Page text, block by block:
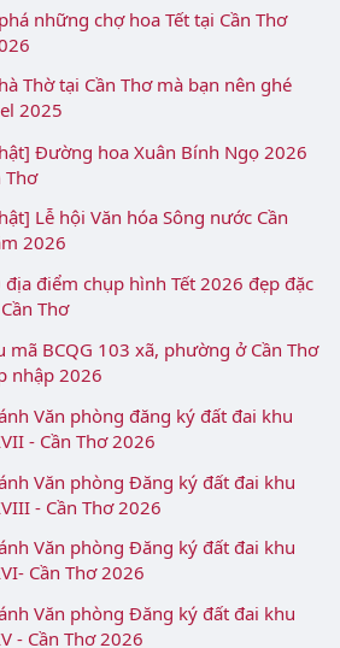
những chợ hoa Tết tại Cần Thơ
Thờ tại Cần Thơ mà bạn nên ghé
2025
Đường hoa Xuân Bính Ngọ 2026
Thơ
Lễ hội Văn hóa Sông nước Cần
2026
địa điểm chụp hình Tết 2026 đẹp đặc
Thơ
mã BCQG 103 xã, phường ở Cần Thơ
nhập 2026
Văn phòng đăng ký đất đai khu
- Cần Thơ 2026
Văn phòng Đăng ký đất đai khu
- Cần Thơ 2026
Văn phòng Đăng ký đất đai khu
Cần Thơ 2026
Văn phòng Đăng ký đất đai khu
- Cần Thơ 2026